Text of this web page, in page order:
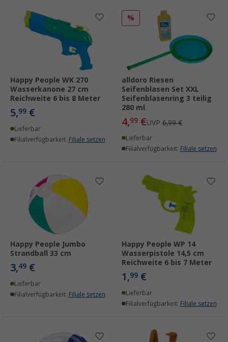
Happy People WK 270
Wasserkanone 27 cm
Reichweite 6 bis 8 Meter
5,99 €
Lieferbar
Filialverfügbarkeit: Filiale setzen
%
alldoro Riesen
Seifenblasen Set XXL
Seifenblasenring 3 teilig
280 ml
4,99 €UVP 6,99 €
Lieferbar
Filialverfügbarkeit: Filiale setzen
Happy People Jumbo
Strandball 33 cm
3,49 €
Lieferbar
Filialverfügbarkeit: Filiale setzen
Happy People WP 14
Wasserpistole 14,5 cm
Reichweite 6 bis 7 Meter
1,99 €
Lieferbar
Filialverfügbarkeit: Filiale setzen